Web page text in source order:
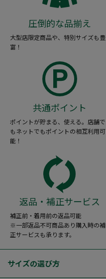
圧倒的な品揃え
大型店限定商品や、特別サイズも豊
富！
共通ポイント
ポイントが貯まる、使える。店舗で
もネットでもポイントの相互利用可
能！
返品・補正サービス
補正前・着用前の返品可能
※一部返品不可商品あり購入時の補
正サービスも承ります。
サイズの選び方